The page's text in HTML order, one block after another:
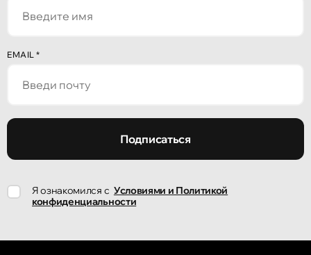
улица Ион Крянгэ, 78
Кишинёв
EMAIL *
Подписаться
Я ознакомился с Условиями и Политикой
конфиденциальности